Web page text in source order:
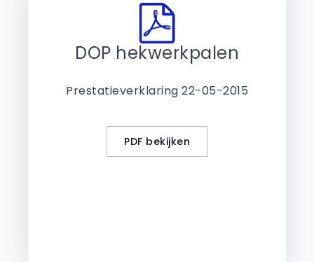
DOP hekwerkpalen
Prestatieverklaring 22-05-2015
PDF bekijken